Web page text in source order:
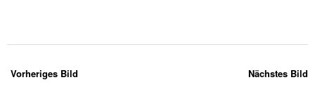
Nächstes Bild
Vorheriges Bild